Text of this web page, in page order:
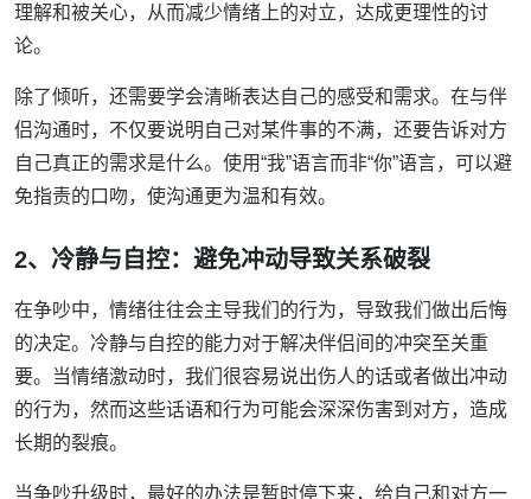
理解和被关心，从而减少情绪上的对立，达成更理性的讨
论。
除了倾听，还需要学会清晰表达自己的感受和需求。在与伴
侣沟通时，不仅要说明自己对某件事的不满，还要告诉对方
自己真正的需求是什么。使用“我”语言而非“你”语言，可以避
免指责的口吻，使沟通更为温和有效。
2、冷静与自控：避免冲动导致关系破裂
在争吵中，情绪往往会主导我们的行为，导致我们做出后悔
的决定。冷静与自控的能力对于解决伴侣间的冲突至关重
要。当情绪激动时，我们很容易说出伤人的话或者做出冲动
的行为，然而这些话语和行为可能会深深伤害到对方，造成
长期的裂痕。
当争吵升级时，最好的办法是暂时停下来，给自己和对方一